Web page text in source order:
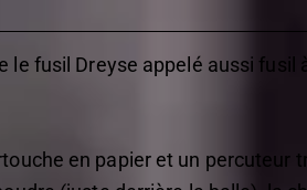
le fusil Dreyse appelé aussi
en papier et un percuteur